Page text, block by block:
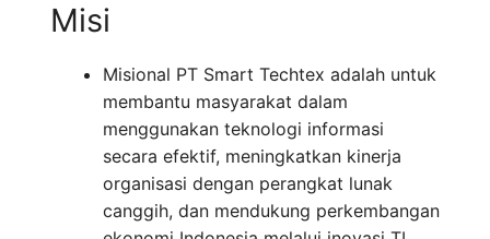
Misi
Misional PT Smart Techtex adalah untuk
membantu masyarakat dalam
menggunakan teknologi informasi
secara efektif, meningkatkan kinerja
organisasi dengan perangkat lunak
canggih, dan mendukung perkembangan